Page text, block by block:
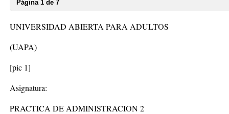
Página 1 de 7
UNIVERSIDAD ABIERTA PARA ADULTOS
(UAPA)
[pic 1]
Asignatura:
PRACTICA DE ADMINISTRACION 2